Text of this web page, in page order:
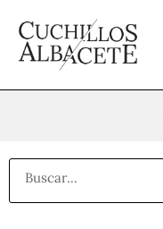
contenido
Buscar